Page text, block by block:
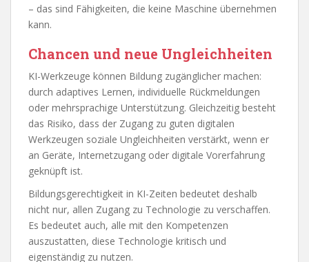
– das sind Fähigkeiten, die keine Maschine übernehmen
kann.
Chancen und neue Ungleichheiten
KI-Werkzeuge können Bildung zugänglicher machen:
durch adaptives Lernen, individuelle Rückmeldungen
oder mehrsprachige Unterstützung. Gleichzeitig besteht
das Risiko, dass der Zugang zu guten digitalen
Werkzeugen soziale Ungleichheiten verstärkt, wenn er
an Geräte, Internetzugang oder digitale Vorerfahrung
geknüpft ist.
Bildungsgerechtigkeit in KI-Zeiten bedeutet deshalb
nicht nur, allen Zugang zu Technologie zu verschaffen.
Es bedeutet auch, alle mit den Kompetenzen
auszustatten, diese Technologie kritisch und
eigenständig zu nutzen.